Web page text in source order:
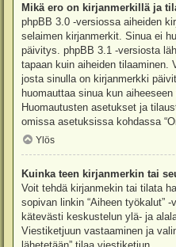
Mikä ero on kirjanmerkillä ja
phpBB 3.0 -versiossa aiheiden
selaimen kirjanmerkit. Sinua ei
päivitys. phpBB 3.1 -versiosta
tapaan kuin aiheiden tilaaminen.
josta sinulla on kirjanmerkki
huomauttaa sinua kun
Huomautusten asetukset ja
omissa asetuksissa kohdassa
Ylös
Kuinka teen kirjanmerkin tai
Voit tehdä kirjanmekin tai tilata
sopivan linkin “Aiheen työkalut”
kätevästi keskustelun ylä- ja
Viestiketjuun vastaaminen ja